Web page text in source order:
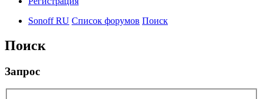
Sonoff RU Список форумов Поиск
Поиск
Запрос